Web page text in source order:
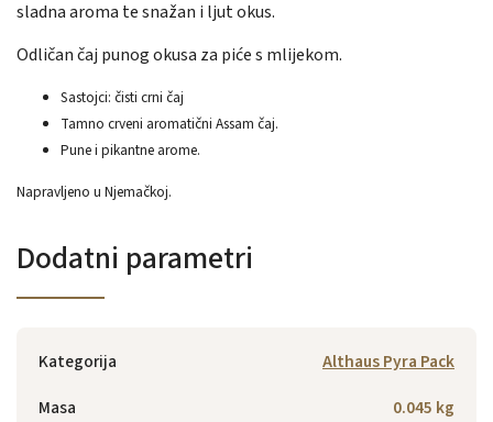
sladna aroma te snažan i ljut okus.
Odličan čaj punog okusa za piće s mlijekom.
Sastojci: čisti crni čaj
Tamno crveni aromatični Assam čaj.
Pune i pikantne arome.
Napravljeno u Njemačkoj.
Dodatni parametri
Kategorija
Althaus Pyra Pack
Masa
0.045 kg